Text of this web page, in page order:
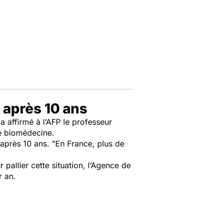
10 ans
affirmé à l’AFP le professeur
biomédecine.
10 ans. "En France, plus de
cette situation, l’Agence de
an.